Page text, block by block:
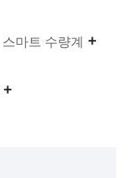
스마트 수량계